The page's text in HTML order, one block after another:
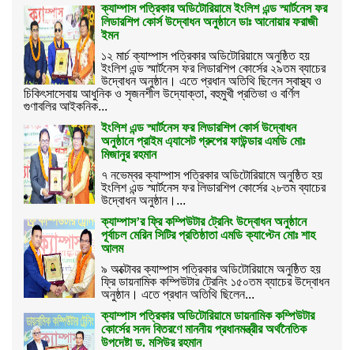
ক্যাম্পাস পত্রিকার অডিটোরিয়ামে ইংলিশ এন্ড স্মার্টনেস ফর
লিডারশিপ কোর্স উদ্বোধন অনুষ্ঠানে ডাঃ আনোয়ার ফরাজী
ইমন
১২ মার্চ ক্যাম্পাস পত্রিকার অডিটোরিয়ামে অনুষ্ঠিত হয়
ইংলিশ এন্ড স্মার্টনেস ফর লিডারশিপ কোর্সের ২৯তম ব্যাচের
উদ্বোধন অনুষ্ঠান। এতে প্রধান অতিথি ছিলেন স্বাস্থ্য ও
চিকিৎসাসেবায় আধুনিক ও সৃজনশীল উদ্যোক্তা, বহুমুখী প্রতিভা ও বর্ণিল
গুণাবলির আইকনিক...
ইংলিশ এন্ড স্মার্টনেস ফর লিডারশিপ কোর্স উদ্বোধন
অনুষ্ঠানে প্রাইম এ্যাসেট গ্রুপের ফাউন্ডার এমডি মোঃ
মিজানুর রহমান
৭ নভেম্বর ক্যাম্পাস পত্রিকার অডিটোরিয়ামে অনুষ্ঠিত হয়
ইংলিশ এন্ড স্মার্টনেস ফর লিডারশিপ কোর্সের ২৮তম ব্যাচের
উদ্বোধন অনুষ্ঠান।...
ক্যাম্পাস’র ফ্রি কম্পিউটার ট্রেনিং উদ্বোধন অনুষ্ঠানে
পূর্বাচল মেরিন সিটির প্রতিষ্ঠাতা এমডি ক্যাপ্টেন মোঃ শাহ
আলম
৯ অক্টোবর ক্যাম্পাস পত্রিকার অডিটোরিয়ামে অনুষ্ঠিত হয়
ফ্রি ডায়নামিক কম্পিউটার ট্রেনিং ১৫০তম ব্যাচের উদ্বোধন
অনুষ্ঠান। এতে প্রধান অতিথি ছিলেন...
ক্যাম্পাস পত্রিকার অডিটোরিয়ামে ডায়নামিক কম্পিউটার
কোর্সের সনদ বিতরণে মাননীয় প্রধানমন্ত্রীর অর্থনৈতিক
উপদেষ্টা ড. মসিউর রহমান